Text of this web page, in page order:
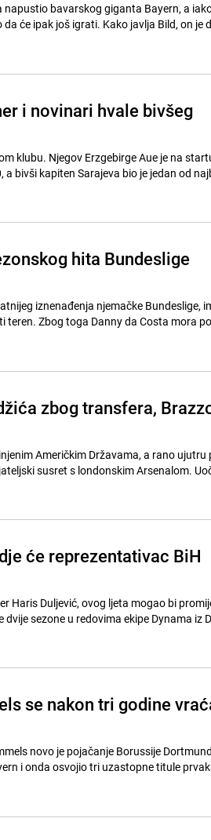
bavarskog giganta Bayern, a
će ipak još igrati. Kako javlja Bild, on je
i novinari hvale bivšeg
klubu. Njegov Erzgebirge Aue je na
bivši kapiten Sarajeva bio je jedan od
hita Bundeslige
iznenađenja njemačke Bundeslige,
Zbog toga Danny da Costa mora
zbog transfera,
Američkim Državama, a rano ujutru
susret s londonskim Arsenalom.
će reprezentativac BiH
Haris Duljević, ovog ljeta mogao bi
sezone u redovima ekipe Dynama iz
se nakon tri godine
novo je pojačanje Borussije
i onda osvojio tri uzastopne titule